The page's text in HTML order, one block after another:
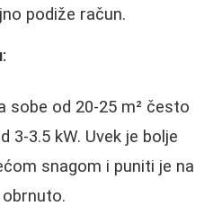
podiže račun.
sobe od 20-25 m² često
3-3.5 kW. Uvek je bolje
snagom i puniti je na